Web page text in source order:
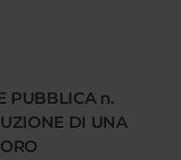
PUBBLICA n.
DI UNA